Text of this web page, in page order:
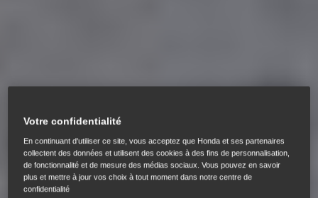
Votre confidentialité
En continuant d'utiliser ce site, vous acceptez que Honda et ses partenaires
collectent des données et utilisent des cookies à des fins de personnalisation,
de fonctionnalité et de mesure des médias sociaux. Vous pouvez en savoir
plus et mettre à jour vos choix à tout moment dans notre centre de
confidentialité